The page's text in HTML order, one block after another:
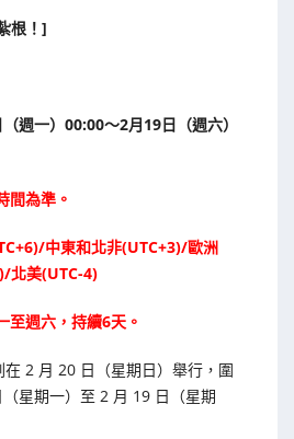
根！]
週一）00:00～2月19日（週六）
間為準。
中東和北非(UTC+3)/歐洲
北美(UTC-4)
週六，持續6天。
2 月 20 日（星期日）舉行，圍
星期一）至 2 月 19 日（星期